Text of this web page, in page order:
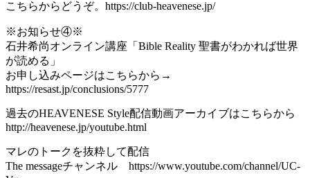
こちらからどうぞ。https://club-heavenese.jp/
※お知らせ④※
石井希尚オンライン講座「Bible Reality 聖書がわかれば世界
が読める」
お申し込みページはこちらから→
https://resast.jp/conclusions/5777
過去のHEAVENESE Style配信動画アーカイブはこちらから
http://heavenese.jp/youtube.html
マレのトークを抜粋して配信
The messageチャンネル https://www.youtube.com/channel/UC-